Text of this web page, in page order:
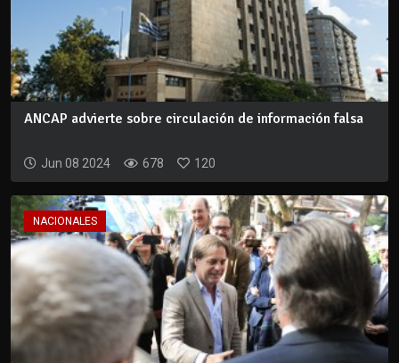
ANCAP advierte sobre circulación de información falsa
Jun 08 2024 678 120
NACIONALES